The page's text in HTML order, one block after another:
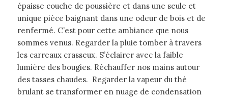
épaisse couche de poussière et dans une seule et
unique pièce baignant dans une odeur de bois et de
renfermé. C’est pour cette ambiance que nous
sommes venus. Regarder la pluie tomber à travers
les carreaux crasseux. S’éclairer avec la faible
lumière des bougies. Réchauffer nos mains autour
des tasses chaudes. Regarder la vapeur du thé
brulant se transformer en nuage de condensation